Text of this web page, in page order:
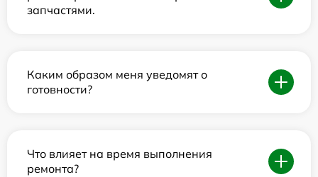
запчастями.
Каким образом меня уведомят о
готовности?
Что влияет на время выполнения
ремонта?